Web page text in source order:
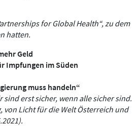
for Global Health“, zu dem
hatten.
Geld
Impfungen im Süden
muss handeln“
erst sicher, wenn alle sicher sind.
von Licht für die Welt Österreich und